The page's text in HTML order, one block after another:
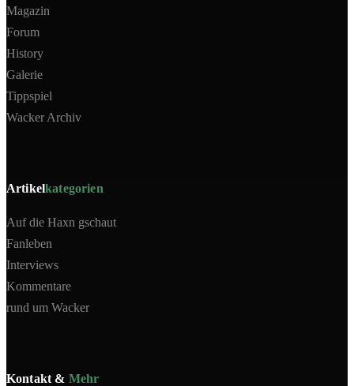
Magazin
Forum
History
Galerie
Tippspiel
Wacker Archiv
Artikelkategorien
Auf die Haxn gschaut
Fanleben
Interviews
Kommentare
rund um Wacker
Kontakt & Mehr